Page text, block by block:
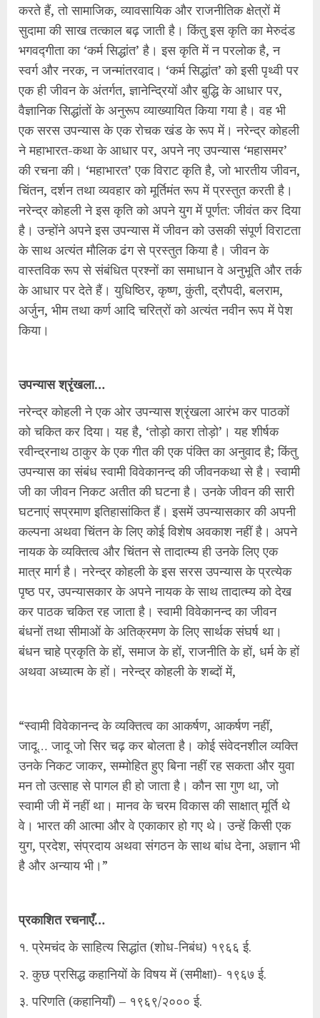
करते हैं, तो सामाजिक, व्यावसायिक और राजनीतिक क्षेत्रों में
सुदामा की साख तत्काल बढ़ जाती है। किंतु इस कृति का मेरुदंड
भगवद्गीता का ‘कर्म सिद्धांत’ है। इस कृति में न परलोक है, न
स्वर्ग और नरक, न जन्मांतरवाद। ‘कर्म सिद्धांत’ को इसी पृथ्वी पर
एक ही जीवन के अंतर्गत, ज्ञानेन्द्रियों और बुद्धि के आधार पर,
वैज्ञानिक सिद्धांतों के अनुरूप व्याख्यायित किया गया है। वह भी
एक सरस उपन्यास के एक रोचक खंड के रूप में। नरेन्द्र कोहली
ने महाभारत-कथा के आधार पर, अपने नए उपन्यास ‘महासमर’
की रचना की। ‘महाभारत’ एक विराट कृति है, जो भारतीय जीवन,
चिंतन, दर्शन तथा व्यवहार को मूर्तिमंत रूप में प्रस्तुत करती है।
नरेन्द्र कोहली ने इस कृति को अपने युग में पूर्णत: जीवंत कर दिया
है। उन्होंने अपने इस उपन्यास में जीवन को उसकी संपूर्ण विराटता
के साथ अत्यंत मौलिक ढंग से प्रस्तुत किया है। जीवन के
वास्तविक रूप से संबंधित प्रश्नों का समाधान वे अनुभूति और तर्क
के आधार पर देते हैं। युधिष्ठिर, कृष्ण, कुंती, द्रौपदी, बलराम,
अर्जुन, भीम तथा कर्ण आदि चरित्रों को अत्यंत नवीन रूप में पेश
किया।
उपन्यास श्रृंखला…
नरेन्द्र कोहली ने एक ओर उपन्यास श्रृंखला आरंभ कर पाठकों
को चकित कर दिया। यह है, ‘तोड़ो कारा तोड़ो’। यह शीर्षक
रवीन्द्रनाथ ठाकुर के एक गीत की एक पंक्ति का अनुवाद है; किंतु
उपन्यास का संबंध स्वामी विवेकानन्द की जीवनकथा से है। स्वामी
जी का जीवन निकट अतीत की घटना है। उनके जीवन की सारी
घटनाएं सप्रमाण इतिहासांकित हैं। इसमें उपन्यासकार की अपनी
कल्पना अथवा चिंतन के लिए कोई विशेष अवकाश नहीं है। अपने
नायक के व्यक्तित्व और चिंतन से तादात्म्य ही उनके लिए एक
मात्र मार्ग है। नरेन्द्र कोहली के इस सरस उपन्यास के प्रत्येक
पृष्ठ पर, उपन्यासकार के अपने नायक के साथ तादात्म्य को देख
कर पाठक चकित रह जाता है। स्वामी विवेकानन्द का जीवन
बंधनों तथा सीमाओं के अतिक्रमण के लिए सार्थक संघर्ष था।
बंधन चाहे प्रकृति के हों, समाज के हों, राजनीति के हों, धर्म के हों
अथवा अध्यात्म के हों। नरेन्द्र कोहली के शब्दों में,
“स्वामी विवेकानन्द के व्यक्तित्व का आकर्षण, आकर्षण नहीं,
जादू… जादू जो सिर चढ़ कर बोलता है। कोई संवेदनशील व्यक्ति
उनके निकट जाकर, सम्मोहित हुए बिना नहीं रह सकता और युवा
मन तो उत्साह से पागल ही हो जाता है। कौन सा गुण था, जो
स्वामी जी में नहीं था। मानव के चरम विकास की साक्षात् मूर्ति थे
वे। भारत की आत्मा और वे एकाकार हो गए थे। उन्हें किसी एक
युग, प्रदेश, संप्रदाय अथवा संगठन के साथ बांध देना, अज्ञान भी
है और अन्याय भी।”
प्रकाशित रचनाएँ…
१. प्रेमचंद के साहित्य सिद्धांत (शोध-निबंध) १९६६ ई.
२. कुछ प्रसिद्ध कहानियों के विषय में (समीक्षा)- १९६७ ई.
३. परिणति (कहानियाँ) – १९६९/२००० ई.